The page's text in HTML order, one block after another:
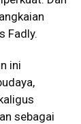
Fadly.
ini
sebagai